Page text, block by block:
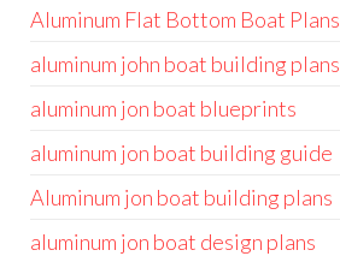
Aluminum Flat Bottom Boat Plans
aluminum john boat building plans
aluminum jon boat blueprints
aluminum jon boat building guide
Aluminum jon boat building plans
aluminum jon boat design plans